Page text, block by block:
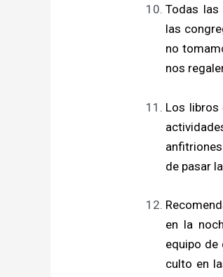
Todas las
las
no
nos
Los libros
de pasar
en la
equipo de
culto en